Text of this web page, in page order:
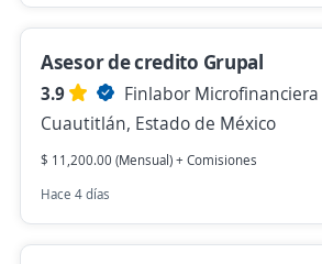
Asesor de credito Grupal
3.9
Finlabor Microfinanciera
Cuautitlán, Estado de México
$ 11,200.00 (Mensual) + Comisiones
Hace 4 días